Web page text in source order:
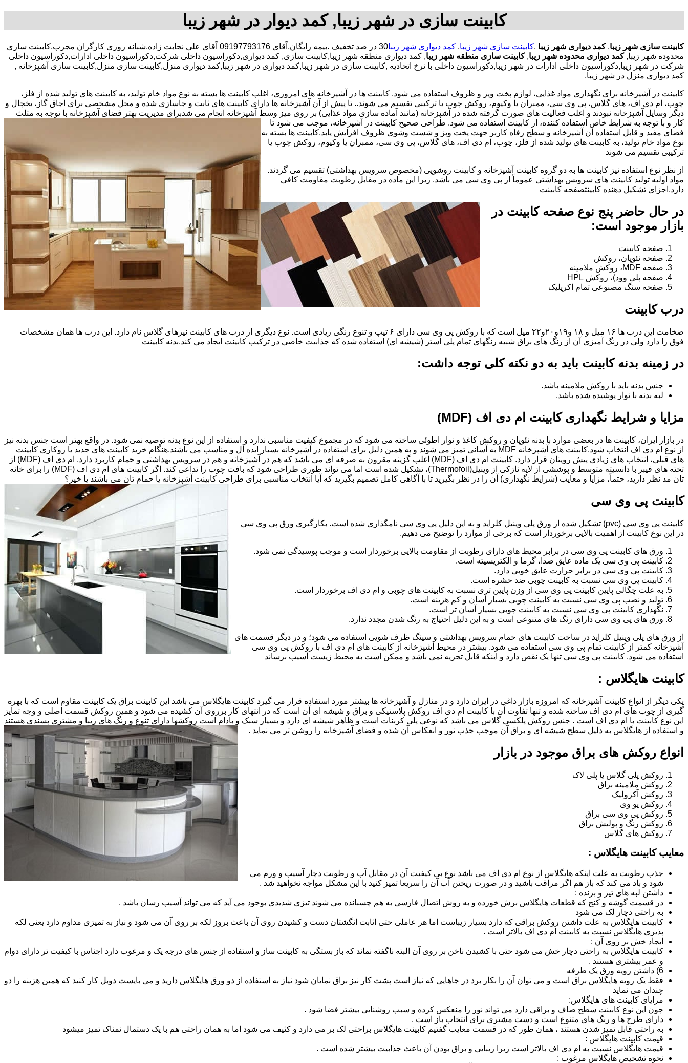
کابینت سازی در شهر زیبا, کمد دیوار در شهر زیبا
کابینت سازی شهر زیبا,کمد دیواری شهر زیبا ,کابینت سازی شهر زیبا, کمد دیواری شهر زیبا
30 در صد تخفیف .بیمه رایگان,آقای 09197793176 آقای علی نجابت زاده,شبانه روزی کارگران مجرب,کابینت سازی
محدوده شهر زیبا,کمد دیواری محدوده شهر زیبا, کابینت سازی منطقه شهر زیبا, کمد دیواری منطقه شهر زیبا,کابینت سازی, کمد دیواری,دکوراسیون داخلی شرکت,دکوراسیون داخلی ادارات,دکوراسیون داخلی
شرکت در شهر زیبا,دکوراسیون داخلی ادارات در شهر زیبا,دکوراسیون داخلی با نرخ اتحادیه ,کابینت سازی در شهر زیبا,کمد دیواری در شهر زیبا,کمد دیواری منزل,کابینت سازی منزل,کابینت سازی آشپزخانه ,
کمد دیواری منزل در شهر زیبا,
کابینت در آشپزخانه برای نگهداری مواد غذایی، لوازم پخت وپز و ظروف استفاده می شود. کابینت ها در آشپزخانه های امروزی، اغلب کابینت ها بسته به نوع مواد خام تولید، به کابینت های تولید شده از فلز،
چوب، ام دی اف، های گلاس، پی وی سی، ممبران یا وکیوم، روکش چوب یا ترکیبی تقسیم می شوند.. تا پیش از آن آشپزخانه ها دارای کابینت های ثابت و جاسازی شده و محل مشخصی برای اجاق گاز، یخچال و
دیگر وسایل آشپزخانه نبودند و اغلب فعالیت های صورت گرفته شده در آشپزخانه (مانند آماده سازی مواد غذایی) بر روی میز وسط آشپزخانه انجام می شدبرای مدیریت بهتر فضای آشپزخانه با توجه به مثلث
کار و با توجه به شرایط خاص استفاده کننده، از کابینت استفاده می شود. طراحی صحیح کابینت در آشپزخانه، موجب می شود تا
فضای مفید و قابل استفاده آن آشپزخانه و سطح رفاه کاربر جهت پخت وپز و شست وشوی ظروف افزایش یابد.کابینت ها بسته به
نوع مواد خام تولید، به کابینت های تولید شده از فلز، چوب، ام دی اف، های گلاس، پی وی سی، ممبران یا وکیوم، روکش چوب یا
ترکیبی تقسیم می شوند
از نظر نوع استفاده نیز کابینت ها به دو گروه کابینت آشپزخانه و کابینت روشویی (مخصوص سرویس بهداشتی) تقسیم می گردند.
مواد اولیه تولید کابینت های سرویس بهداشتی عموماً از پی وی سی می باشد. زیرا این ماده در مقابل رطوبت مقاومت کافی
دارد.اجزای تشکیل دهنده کابینتصفحه کابینت
در حال حاضر پنج نوع صفحه کابینت در
بازار موجود است:
صفحه کابینت
صفحه نئوپان، روکش
صفحه MDF، روکش ملامینه
صفحه پلی وود)، روکش HPL
صفحه سنگ مصنوعی تمام اکریلیک
درب کابینت
ضخامت این درب ها ۱۶ میل و ۱۸ و١٩و٢٠و٢٢ میل است که با روکش پی وی سی دارای ۶ تیپ و تنوع رنگی زیادی است. نوع دیگری از درب های کابینت نیزهای گلاس نام دارد. این درب ها همان مشخصات
فوق را دارد ولی در رنگ آمیزی آن از رنگ های براق شبیه رنگهای تمام پلی استر (شیشه ای) استفاده شده که جذابیت خاصی در ترکیب کابینت ایجاد می کند.بدنه کابینت
در زمینه بدنه کابینت باید به دو نکته کلی توجه داشت:
جنس بدنه باید با روکش ملامینه باشد.
لبه بدنه با نوار پوشیده شده باشد.
مزایا و شرایط نگهداری کابینت ام دی اف (MDF)
در بازار ایران، کابینت ها در بعضی موارد با بدنه نئوپان و روکش کاغذ و نوار اطوئی ساخته می شود که در مجموع کیفیت مناسبی ندارد و استفاده از این نوع بدنه توصیه نمی شود. در واقع بهتر است جنس بدنه نیز
از نوع ام دی اف انتخاب شود.کابینت های آشپزخانه MDF به آسانی تمیز می شوند و به همین دلیل برای استفاده در آشپزخانه بسیار ایده آل و مناسب می باشند.هنگام خرید کابینت های جدید یا روکاری کابینت
های قبلی، انتخاب های زیادی پیش رویتان قرار دارد. کابینت ام دی اف (MDF) اغلب گزینه مقرون به صرفه ای می باشد که هم در آشپزخانه و هم در سرویس بهداشتی و حمام کاربرد دارد. ام دی اف (MDF) از
تخته های فیبر با دانسیته متوسط و پوششی از لایه نازکی از وینیل(Thermofoil)، تشکیل شده است اما می تواند طوری طراحی شود که بافت چوب را تداعی کند. اگر کابینت های ام دی اف (MDF) را برای خانه
تان مد نظر دارید، حتماً، مزایا و معایب (شرایط نگهداری) آن را در نظر بگیرید تا با آگاهی کامل تصمیم بگیرید که آیا انتخاب مناسبی برای طراحی کابینت آشپزخانه یا حمام تان می باشند یا خیر؟
کابینت پی وی سی
کابینت پی وی سی (pvc) تشکیل شده از ورق پلی وینیل کلراید و به این دلیل پی وی سی نامگذاری شده است. بکارگیری ورق پی وی سی
در این نوع کابینت از اهمیت بالایی برخوردار است که برخی از موارد را توضیح می دهیم.
ورق های کابینت پی وی سی در برابر محیط های دارای رطوبت از مقاومت بالایی برخوردار است و موجب پوسیدگی نمی شود.
کابینت پی وی سی یک ماده عایق صدا، گرما و الکتریسیته است.
کابینت پی وی سی در برابر حرارت عایق خوبی دارد.
کابینت پی وی سی نسبت به کابینت چوبی ضد حشره است.
به علت چگالی پایین کابینت پی وی سی از وزن پایین تری نسبت به کابینت های چوبی و ام دی اف برخوردار است.
تولید و نصب پی وی سی نسبت به کابینت چوبی بسیار آسان و کم هزینه است.
نگهداری کابینت پی وی سی نسبت به کابینت چوبی بسیار آسان تر است.
ورق های پی وی سی دارای رنگ های متنوعی است و به این دلیل احتیاج به رنگ شدن مجدد ندارد.
از ورق های پلی وینیل کلراید در ساخت کابینت های حمام سرویس بهداشتی و سینگ ظرف شویی استفاده می شود؛ و در دیگر قسمت های
آشپزخانه کمتر از کابینت تمام پی وی سی استفاده می شود. بیشتر در محیط آشپزخانه از کابینت های ام دی اف با روکش پی وی سی
استفاده می شود. کابینت پی وی سی تنها یک نقص دارد و اینکه قابل تجزیه نمی باشد و ممکن است به محیط زیست آسیب برساند
کابینت هایگلاس :
یکی دیگر از انواع کابینت آشپزخانه که امروزه بازار داغی در ایران دارد و در منازل و آشپزخانه ها بیشتر مورد استفاده قرار می گیرد کابینت هایگلاس می باشد این کابینت براق یک کابینت مقاوم است که با بهره
گیری از چوب های ام دی اف ساخته شده و تنها تفاوت آن با کابینت ام دی اف روکش پلاستیکی و براق و شیشه ای آن است که در انتهای کار برروی آن کشیده می شود و همین روکش قسمت اصلی و وجه تمایز
این نوع کابینت با ام دی اف است . جنس روکش پلکسی گلاس می باشد که نوعی پلی کربنات است و ظاهر شیشه ای دارد و بسیار سبک و بادام است روکشها دارای تنوع و رنگ های زیبا و مشتری پسندی هستند
و استفاده از هایگلاس به دلیل سطح شیشه ای و براق آن موجب جذب نور و انعکاس آن شده و فضای آشپزخانه را روشن تر می نماید .
انواع روکش های براق موجود در بازار
روکش پلی گلاس یا پلی لاک
روکش ملامینه براق
روکش آکرولیک
روکش یو وی
روکش پی وی سی براق
روکش رنگ و پولیش براق
روکش های گلاس
معایب کابینت هایگلاس :
جذب رطوبت به علت اینکه هایگلاس از نوع ام دی اف می باشد نوع بی کیفیت آن در مقابل آب و رطوبت دچار آسیب و ورم می
شود و باد می کند که باز هم اگر مراقب باشید و در صورت ریختن آب آن را سریعا تمیز کنید با این مشکل مواجه نخواهید شد .
داشتن لبه های تیز و برنده :
در قسمت گوشه و کنج که قطعات هایگلاس برش خورده و به روش اتصال فارسی به هم چسبانده می شوند تیزی شدیدی بوجود می آید که می تواند آسیب رسان باشد .
به راحتی دچار لک می شود
کابینت هایگلاس به علت داشتن روکش براقی که دارد بسیار زیباست اما هر عاملی حتی اثابت انگشتان دست و کشیدن روی آن باعث بروز لکه بر روی آن می شود و نیاز به تمیزی مداوم دارد یعنی لکه
پذیری هایگلاس نسبت به کابینت ام دی اف بالاتر است .
ایجاد خش بر روی آن :
کابینت هایگلاس به راحتی دچار خش می شود حتی با کشیدن ناخن بر روی آن البته ناگفته نماند که باز بستگی به کابینت ساز و استفاده از جنس های درجه یک و مرغوب دارد اجناس با کیفیت تر دارای دوام
و عمر بیشتری هستند .
6) داشتن رویه ورق یک طرفه
فقط یک رویه هایگلاس براق است و می توان آن را بکار برد در جاهایی که نیاز است پشت کار نیز براق نمایان شود نیاز به استفاده از دو ورق هایگلاس دارید و می بایست دوبل کار کنید که همین هزینه را دو
چندان می نماید
مزایای کابینت های هایگلاس:
چون این نوع کابینت سطح صاف و براقی دارد می تواند نور را منعکس کرده و سبب روشنایی بیشتر فضا شود .
دارای طرح ها و رنگ های متنوع است و دست مشتری برای انتخاب باز است .
به راحتی قابل تمیز شدن هستند ، همان طور که در قسمت معایب گفتیم کابینت هایگلاس براحتی لک بر می دارد و کثیف می شود اما به همان راحتی هم با یک دستمال نمناک تمیز میشود
قیمت کابینت هایگلاس :
قیمت هایگلاس نسبت به ام دی اف بالاتر است زیرا زیبایی و براق بودن آن باعث جذابیت بیشتر شده است .
نحوه تشخیص هایگلاس مرغوب :